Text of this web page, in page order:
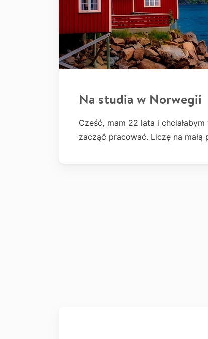
Na studia w Norwegii
Cześć, mam 22 lata i
zacząć pracować. Liczę na małą